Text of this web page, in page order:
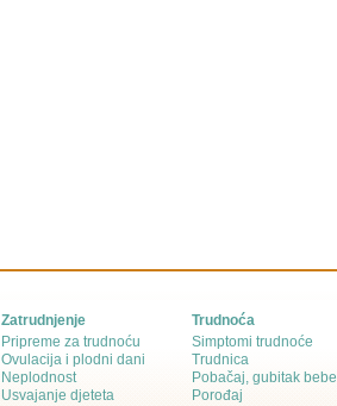
Zatrudnjenje
Pripreme za trudnoću
Ovulacija i plodni dani
Neplodnost
Usvajanje djeteta
Trudnoća
Simptomi trudnoće
Trudnica
Pobačaj, gubitak bebe
Porođaj